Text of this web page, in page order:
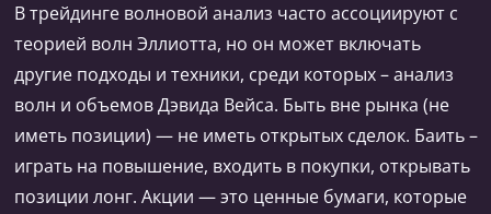
В трейдинге волновой анализ часто ассоциируют с
теорией волн Эллиотта, но он может включать
другие подходы и техники, среди которых – анализ
волн и объемов Дэвида Вейса. Быть вне рынка (не
иметь позиции) — не иметь открытых сделок. Баить –
играть на повышение, входить в покупки, открывать
позиции лонг. Акции — это ценные бумаги, которые